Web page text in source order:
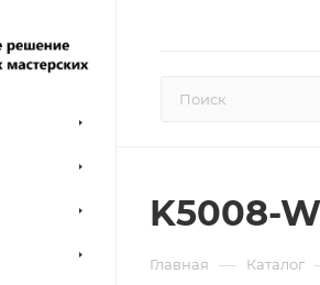
K5008-
Главная — Каталог